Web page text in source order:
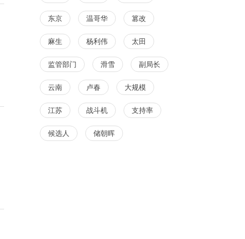
东京 温哥华 篡改
麻生 杨利伟 太田
监管部门 滑雪 副局长
云南 卢春 大规模
江苏 战斗机 支持率
候选人 储朝晖